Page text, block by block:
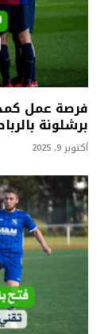
فرصة عمل
برشلونة
أكتوبر 9, 2025